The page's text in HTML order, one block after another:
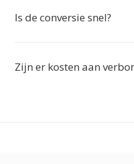
Is de conversie snel?
Zijn er kosten aan